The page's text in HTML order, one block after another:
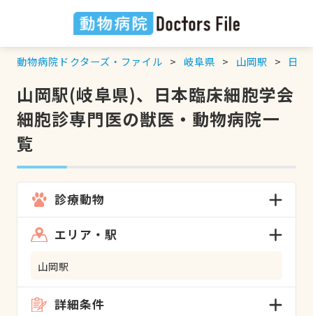
動物病院ドクターズ・ファイル 岐阜県 山岡駅 日本
山岡駅(岐阜県)、日本臨床細胞学会
細胞診専門医の獣医・動物病院一
覧
診療動物
エリア・駅
山岡駅
詳細条件